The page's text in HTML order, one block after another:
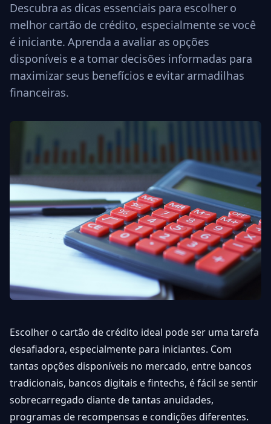
Descubra as dicas essenciais para escolher o
melhor cartão de crédito, especialmente se você
é iniciante. Aprenda a avaliar as opções
disponíveis e a tomar decisões informadas para
maximizar seus benefícios e evitar armadilhas
financeiras.
Escolher o cartão de crédito ideal pode ser uma tarefa
desafiadora, especialmente para iniciantes. Com
tantas opções disponíveis no mercado, entre bancos
tradicionais, bancos digitais e fintechs, é fácil se sentir
sobrecarregado diante de tantas anuidades,
programas de recompensas e condições diferentes.